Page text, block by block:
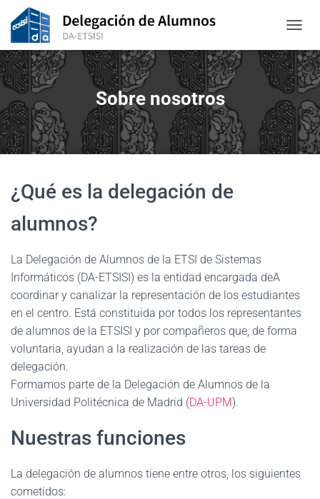
Sobre nosotros
¿Qué es la delegación de
alumnos?
La Delegación de Alumnos de la ETSI de Sistemas
Informáticos (DA-ETSISI) es la entidad encargada deA
coordinar y canalizar la representación de los estudiantes
en el centro. Está constituida por todos los representantes
de alumnos de la ETSISI y por compañeros que, de forma
voluntaria, ayudan a la realización de las tareas de
delegación.
Formamos parte de la Delegación de Alumnos de la
Universidad Politécnica de Madrid (DA-UPM).
Nuestras funciones
La delegación de alumnos tiene entre otros, los siguientes
cometidos: